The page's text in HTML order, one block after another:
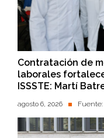
Contratación de
laborales
ISSSTE: Martí
agosto 6, 2026 Fuente: